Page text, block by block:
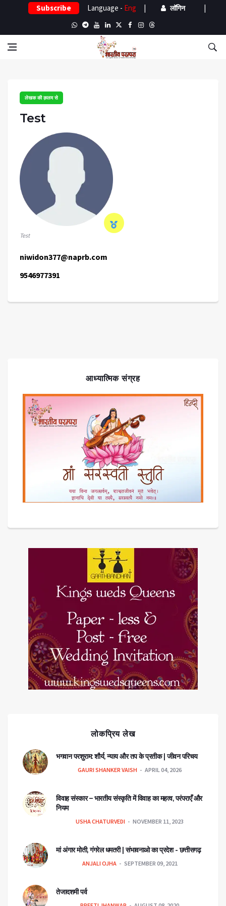
Subscribe Language - Eng | लॉगिन |
लेखक की क़लम से
Test
Test
niwidon377@naprb.com
9546977391
आध्यात्मिक संग्रह
लोकप्रिय लेख
भगवान परशुराम: शौर्य, न्याय और तप के प्रतीक | जीवन परिचय
GAURI SHANKER VAISH APRIL 04, 2026
विवाह संस्कार – भारतीय संस्कृति में विवाह का महत्व, परंपराएँ और
नियम
USHA CHATURVEDI NOVEMBER 11, 2023
मां अंगार मोती, गंगरेल धमतरी | संभावनाओ का प्रदेश - छत्तीसगढ़
ANJALI OJHA SEPTEMBER 09, 2021
तेजादशमी पर्व